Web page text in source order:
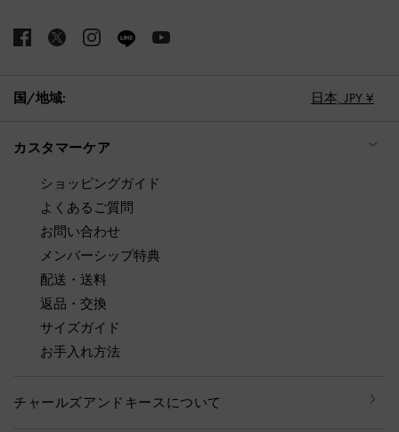
国/地域: 日本, JPY ¥
カスタマーケア
ショッピングガイド
よくあるご質問
お問い合わせ
メンバーシップ特典
配送・送料
返品・交換
サイズガイド
お手入れ方法
チャールズアンドキースについて